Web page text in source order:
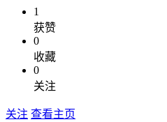
1
获赞
0
收藏
0
关注
关注 查看主页